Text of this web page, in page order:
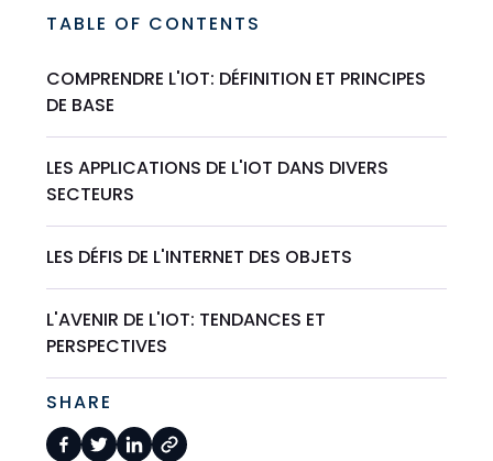
TABLE OF CONTENTS
COMPRENDRE L'IOT: DÉFINITION ET PRINCIPES
DE BASE
LES APPLICATIONS DE L'IOT DANS DIVERS
SECTEURS
LES DÉFIS DE L'INTERNET DES OBJETS
L'AVENIR DE L'IOT: TENDANCES ET
PERSPECTIVES
SHARE